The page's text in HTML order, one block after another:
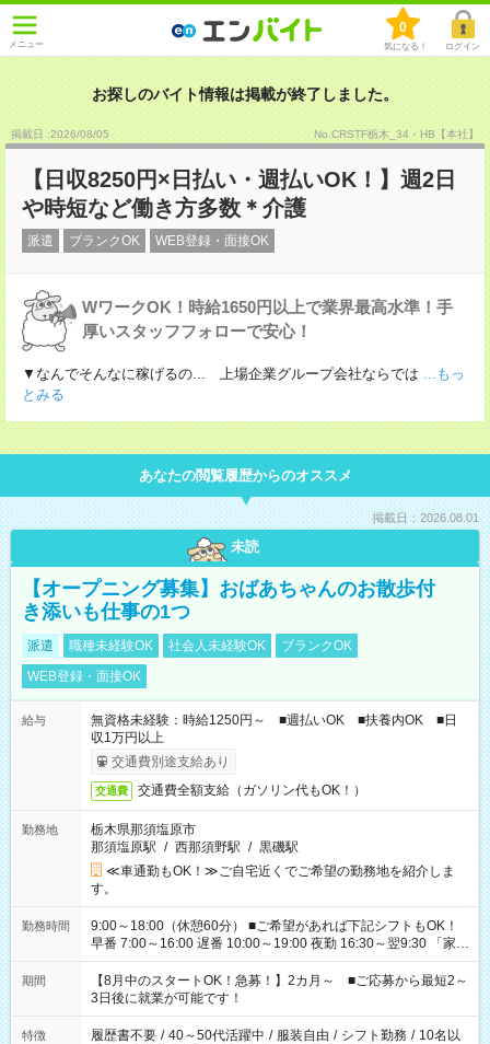
メニュー
0
気になる！ ログイン
お探しのバイト情報は掲載が終了しました。
掲載日 :2026/08/05 No.CRSTF栃木_34・HB【本社】
【日収8250円×日払い・週払いOK！】週2日
や時短など働き方多数＊介護
派遣 ブランクOK WEB登録・面接OK
WワークOK！時給1650円以上で業界最高水準！手
厚いスタッフフォローで安心！
▼なんでそんなに稼げるの... 上場企業グループ会社ならでは ...もっ
とみる
あなたの閲覧履歴からのオススメ
掲載日：2026.08.01
未読
【オープニング募集】おばあちゃんのお散歩付
き添いも仕事の1つ
派遣 職種未経験OK 社会人未経験OK
ブランクOK
WEB登録・面接OK
給与
無資格未経験：時給1250円～ ■週払いOK ■扶養内OK ■日
収1万円以上
交通費別途支給あり
交通費 交通費全額支給（ガソリン代もOK！）
勤務地
栃木県那須塩原市
那須塩原駅 / 西那須野駅 / 黒磯駅
≪車通勤もOK！≫ご自宅近くでご希望の勤務地を紹介しま
す。
勤務時間
9:00～18:00（休憩60分） ■ご希望があれば下記シフトもOK！
早番 7:00～16:00 遅番 10:00～19:00 夜勤 16:30～翌9:30 「家族
と休みを合わせたい」 「余裕を持って夕飯の準備がしたい」
「できれば残業はしたくない」 など、ご希望を教えてください
ね。 ※Wワーク希望の方へ 今ご覧のお仕事で希望する勤務時間
と、もう1つのお仕事の勤務時間。 合計で週40時間を超える場
合は応募できません。
期間
【8月中のスタートOK！急募！】2カ月～ ■ご応募から最短2～
3日後に就業が可能です！
特徴 履歴書不要 / 40～50代活躍中 / 服装自由 / シフト勤務 / 10名以